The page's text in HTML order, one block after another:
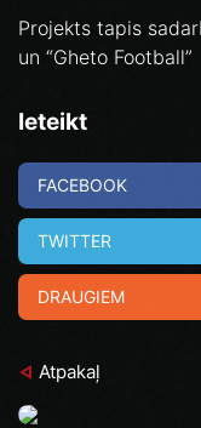
Projekts tapis
un “Gheto Football”
Ieteikt
FACEBOOK
TWITTER
DRAUGIEM
Atpakaļ